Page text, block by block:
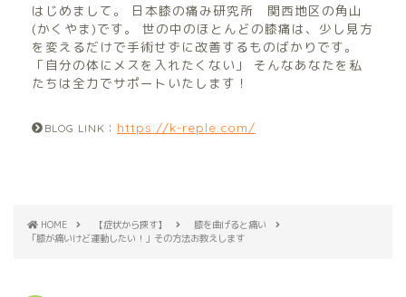
はじめまして。 日本膝の痛み研究所 関西地区の角山
(かくやま)です。 世の中のほとんどの膝痛は、少し見方
を変えるだけで手術せずに改善するものばかりです。
「自分の体にメスを入れたくない」 そんなあなたを私
たちは全力でサポートいたします！
BLOG LINK： https://k-reple.com/
HOME 【症状から探す】
膝を曲げると痛い
「膝が痛いけど運動したい！」その方法お教えします